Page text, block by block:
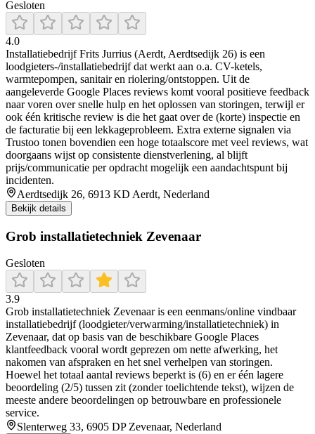
Gesloten
4.0
Installatiebedrijf Frits Jurrius (Aerdt, Aerdtsedijk 26) is een
loodgieters-/installatiebedrijf dat werkt aan o.a. CV-ketels,
warmtepompen, sanitair en riolering/ontstoppen. Uit de
aangeleverde Google Places reviews komt vooral positieve feedback
naar voren over snelle hulp en het oplossen van storingen, terwijl er
ook één kritische review is die het gaat over de (korte) inspectie en
de facturatie bij een lekkageprobleem. Extra externe signalen via
Trustoo tonen bovendien een hoge totaalscore met veel reviews, wat
doorgaans wijst op consistente dienstverlening, al blijft
prijs/communicatie per opdracht mogelijk een aandachtspunt bij
incidenten.
Aerdtsedijk 26, 6913 KD Aerdt, Nederland
Bekijk details
Grob installatietechniek Zevenaar
Gesloten
3.9
Grob installatietechniek Zevenaar is een eenmans/online vindbaar
installatiebedrijf (loodgieter/verwarming/installatietechniek) in
Zevenaar, dat op basis van de beschikbare Google Places
klantfeedback vooral wordt geprezen om nette afwerking, het
nakomen van afspraken en het snel verhelpen van storingen.
Hoewel het totaal aantal reviews beperkt is (6) en er één lagere
beoordeling (2/5) tussen zit (zonder toelichtende tekst), wijzen de
meeste andere beoordelingen op betrouwbare en professionele
service.
Slenterweg 33, 6905 DP Zevenaar, Nederland